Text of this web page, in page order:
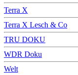
Terra X
Terra X Lesch & Co
TRU DOKU
WDR Doku
Welt